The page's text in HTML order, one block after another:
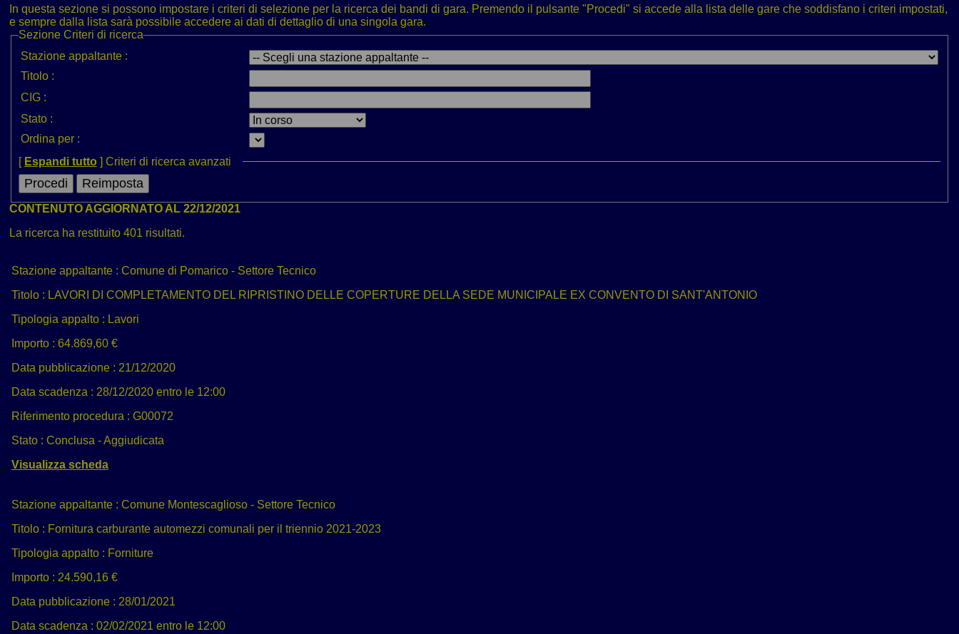
In questa sezione si possono impostare i criteri di selezione per la ricerca dei bandi di gara. Premendo il pulsante "Procedi" si accede alla lista delle gare che soddisfano i criteri impostati,
e sempre dalla lista sarà possibile accedere ai dati di dettaglio di una singola gara.
Sezione Criteri di ricerca
Stazione appaltante :
Titolo :
CIG :
Stato :
Ordina per :
[ Espandi tutto ] Criteri di ricerca avanzati
CONTENUTO AGGIORNATO AL 22/12/2021
La ricerca ha restituito 401 risultati.
Stazione appaltante : Comune di Pomarico - Settore Tecnico
Titolo : LAVORI DI COMPLETAMENTO DEL RIPRISTINO DELLE COPERTURE DELLA SEDE MUNICIPALE EX CONVENTO DI SANT'ANTONIO
Tipologia appalto : Lavori
Importo : 64.869,60 €
Data pubblicazione : 21/12/2020
Data scadenza : 28/12/2020 entro le 12:00
Riferimento procedura : G00072
Stato : Conclusa - Aggiudicata
Visualizza scheda
Stazione appaltante : Comune Montescaglioso - Settore Tecnico
Titolo : Fornitura carburante automezzi comunali per il triennio 2021-2023
Tipologia appalto : Forniture
Importo : 24.590,16 €
Data pubblicazione : 28/01/2021
Data scadenza : 02/02/2021 entro le 12:00